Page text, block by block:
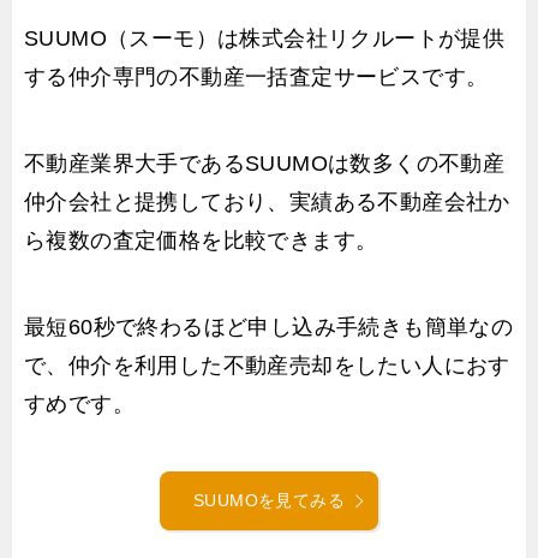
SUUMO（スーモ）は株式会社リクルートが提供
する仲介専門の不動産一括査定サービスです。
不動産業界大手であるSUUMOは数多くの不動産
仲介会社と提携しており、実績ある不動産会社か
ら複数の査定価格を比較できます。
最短60秒で終わるほど申し込み手続きも簡単なの
で、仲介を利用した不動産売却をしたい人におす
すめです。
SUUMOを見てみる